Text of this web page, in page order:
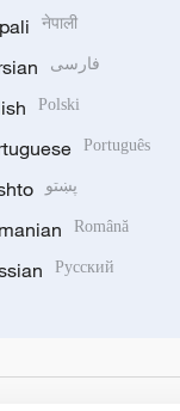
नेपाली
فارسی
Polski
Português
پښتو
Română
Русский